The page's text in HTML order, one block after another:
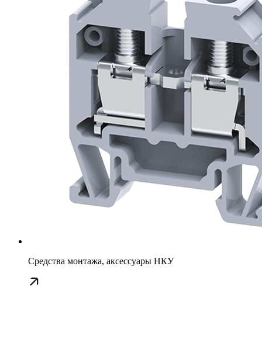
Средства монтажа, аксессуары НКУ